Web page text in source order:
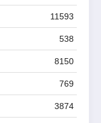
11593
538
8150
769
3874